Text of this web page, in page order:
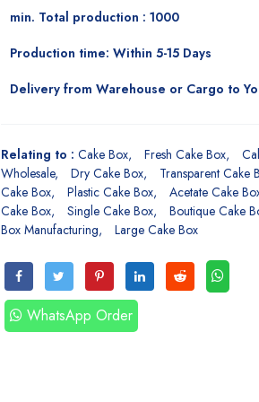
min. Total production : 1000
Production time: Within 5-15 Days
Delivery from Warehouse or Cargo to
Relating to : Cake Box Fresh Cake Box
Wholesale
Dry Cake Box
Transparent Cake
Cake Box
Plastic Cake Box
Acetate Cake
Cake Box
Single Cake Box
Boutique Cake
Box Manufacturing
Large Cake Box
WhatsApp Order